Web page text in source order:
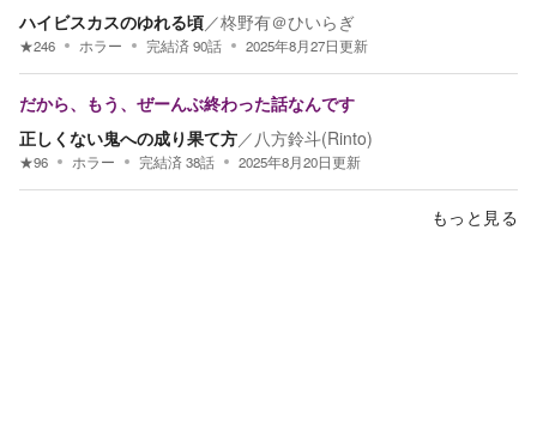
ハイビスカスのゆれる頃／柊野有＠ひいらぎ
★246 ホラー 完結済90話 2025年8月27日更新
だから、もう、ぜーんぶ終わった話なんです
正しくない鬼への成り果て方／ 八方鈴斗(Rinto)
★96 ホラー 完結済38話 2025年8月20日更新
もっと見る